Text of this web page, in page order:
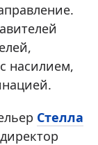
насилием,
Стелла